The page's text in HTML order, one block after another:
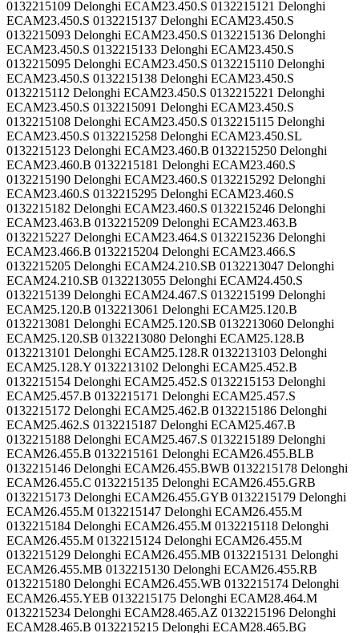
0132215109 Delonghi ECAM23.450.S 0132215121 Delonghi
ECAM23.450.S 0132215137 Delonghi ECAM23.450.S
0132215093 Delonghi ECAM23.450.S 0132215136 Delonghi
ECAM23.450.S 0132215133 Delonghi ECAM23.450.S
0132215095 Delonghi ECAM23.450.S 0132215110 Delonghi
ECAM23.450.S 0132215138 Delonghi ECAM23.450.S
0132215112 Delonghi ECAM23.450.S 0132215221 Delonghi
ECAM23.450.S 0132215091 Delonghi ECAM23.450.S
0132215108 Delonghi ECAM23.450.S 0132215115 Delonghi
ECAM23.450.S 0132215258 Delonghi ECAM23.450.SL
0132215123 Delonghi ECAM23.460.B 0132215250 Delonghi
ECAM23.460.B 0132215181 Delonghi ECAM23.460.S
0132215190 Delonghi ECAM23.460.S 0132215292 Delonghi
ECAM23.460.S 0132215295 Delonghi ECAM23.460.S
0132215182 Delonghi ECAM23.460.S 0132215246 Delonghi
ECAM23.463.B 0132215209 Delonghi ECAM23.463.B
0132215227 Delonghi ECAM23.464.S 0132215236 Delonghi
ECAM23.466.B 0132215204 Delonghi ECAM23.466.S
0132215205 Delonghi ECAM24.210.SB 0132213047 Delonghi
ECAM24.210.SB 0132213055 Delonghi ECAM24.450.S
0132215139 Delonghi ECAM24.467.S 0132215199 Delonghi
ECAM25.120.B 0132213061 Delonghi ECAM25.120.B
0132213081 Delonghi ECAM25.120.SB 0132213060 Delonghi
ECAM25.120.SB 0132213080 Delonghi ECAM25.128.B
0132213101 Delonghi ECAM25.128.R 0132213103 Delonghi
ECAM25.128.Y 0132213102 Delonghi ECAM25.452.B
0132215154 Delonghi ECAM25.452.S 0132215153 Delonghi
ECAM25.457.B 0132215171 Delonghi ECAM25.457.S
0132215172 Delonghi ECAM25.462.B 0132215186 Delonghi
ECAM25.462.S 0132215187 Delonghi ECAM25.467.B
0132215188 Delonghi ECAM25.467.S 0132215189 Delonghi
ECAM26.455.B 0132215161 Delonghi ECAM26.455.BLB
0132215146 Delonghi ECAM26.455.BWB 0132215178 Delonghi
ECAM26.455.C 0132215135 Delonghi ECAM26.455.GRB
0132215173 Delonghi ECAM26.455.GYB 0132215179 Delonghi
ECAM26.455.M 0132215147 Delonghi ECAM26.455.M
0132215184 Delonghi ECAM26.455.M 0132215118 Delonghi
ECAM26.455.M 0132215124 Delonghi ECAM26.455.M
0132215129 Delonghi ECAM26.455.MB 0132215131 Delonghi
ECAM26.455.MB 0132215130 Delonghi ECAM26.455.RB
0132215180 Delonghi ECAM26.455.WB 0132215174 Delonghi
ECAM26.455.YEB 0132215175 Delonghi ECAM28.464.M
0132215234 Delonghi ECAM28.465.AZ 0132215196 Delonghi
ECAM28.465.B 0132215215 Delonghi ECAM28.465.BG